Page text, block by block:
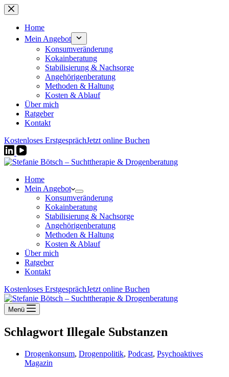
Zum
Inhalt
springenHome
Mein Angebot
Konsumveränderung
Kokainberatung
Stabilisierung & Nachsorge
Angehörigenberatung
Methoden & Haltung
Kosten & Ablauf
Über mich
Ratgeber
Kontakt
Kostenloses ErstgesprächJetzt online Buchen
Home
Mein Angebot
Konsumveränderung
Kokainberatung
Stabilisierung & Nachsorge
Angehörigenberatung
Methoden & Haltung
Kosten & Ablauf
Über mich
Ratgeber
Kontakt
Kostenloses ErstgesprächJetzt online Buchen
Menü
Schlagwort Illegale Substanzen
Drogenkonsum, Drogenpolitik, Podcast, Psychoaktives
Magazin